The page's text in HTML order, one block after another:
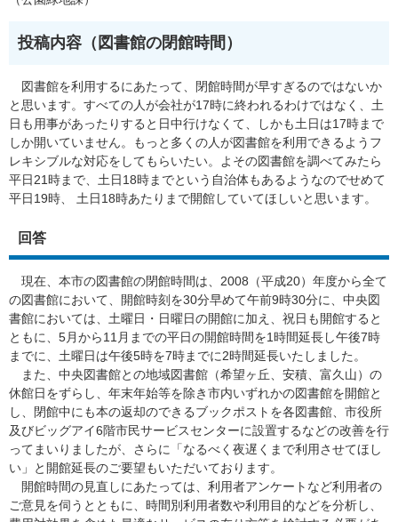
投稿内容（図書館の閉館時間）
図書館を利用するにあたって、閉館時間が早すぎるのではないか
と思います。すべての人が会社が17時に終われるわけではなく、土
日も用事があったりすると日中行けなくて、しかも土日は17時まで
しか開いていません。もっと多くの人が図書館を利用できるようフ
レキシブルな対応をしてもらいたい。よその図書館を調べてみたら
平日21時まで、土日18時までという自治体もあるようなのでせめて
平日19時、 土日18時あたりまで開館していてほしいと思います。
回答
現在、本市の図書館の閉館時間は、2008（平成20）年度から全て
の図書館において、開館時刻を30分早めて午前9時30分に、中央図
書館においては、土曜日・日曜日の開館に加え、祝日も開館すると
ともに、5月から11月までの平日の開館時間を1時間延長し午後7時
までに、土曜日は午後5時を7時までに2時間延長いたしました。
また、中央図書館との地域図書館（希望ヶ丘、安積、富久山）の
休館日をずらし、年末年始等を除き市内いずれかの図書館を開館と
し、閉館中にも本の返却のできるブックポストを各図書館、市役所
及びビッグアイ6階市民サービスセンターに設置するなどの改善を行
ってまいりましたが、さらに「なるべく夜遅くまで利用させてほし
い」と開館延長のご要望もいただいております。
開館時間の見直しにあたっては、利用者アンケートなど利用者の
ご意見を伺うとともに、時間別利用者数や利用目的などを分析し、